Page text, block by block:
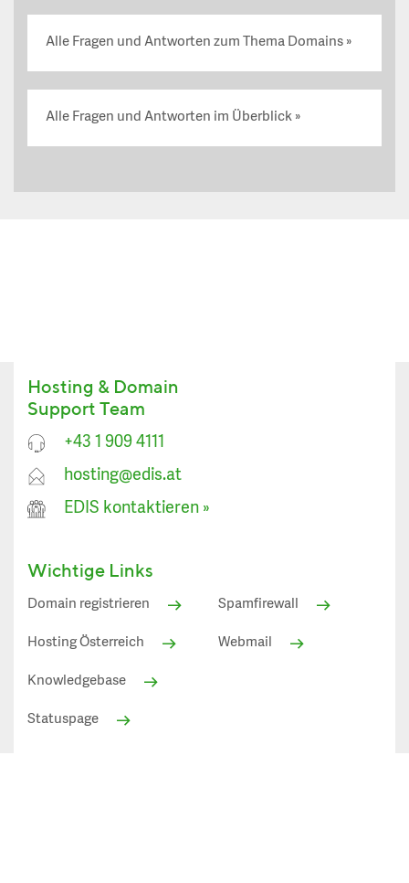
Alle Fragen und Antworten zum Thema Domains
Alle Fragen und Antworten im Überblick
Hosting & Domain
Support Team
+43 1 909 4111
hosting@edis.at
EDIS kontaktieren »
Wichtige Links
Domain registrieren
Hosting Österreich
Knowledgebase
Spamfirewall
Webmail
Statuspage